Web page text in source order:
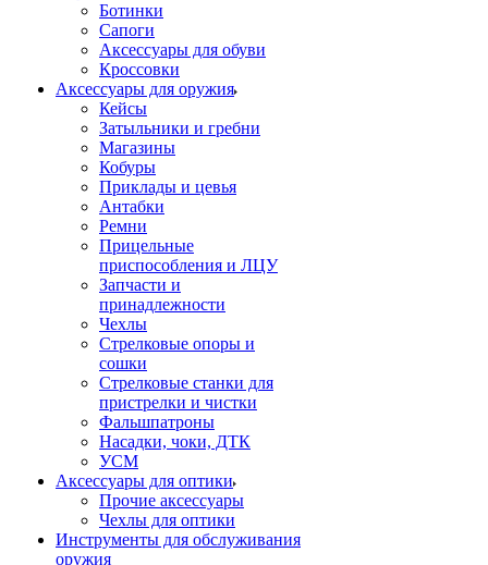
Ботинки
Сапоги
Аксессуары для обуви
Кроссовки
Аксессуары для оружия
Кейсы
Затыльники и гребни
Магазины
Кобуры
Приклады и цевья
Антабки
Ремни
Прицельные
приспособления и ЛЦУ
Запчасти и
принадлежности
Чехлы
Стрелковые опоры и
сошки
Стрелковые станки для
пристрелки и чистки
Фальшпатроны
Насадки, чоки, ДТК
УСМ
Аксессуары для оптики
Прочие аксессуары
Чехлы для оптики
Инструменты для обслуживания
оружия